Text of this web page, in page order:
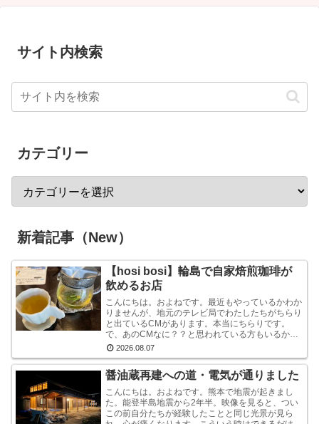
サイト内検索
カテゴリー
新着記事（New）
【hosi bosi】輪島で自家焙煎珈琲が
飲めるお店
こんにちは。およねです。最近もやっているかわか
りませんが、地元のテレビ局でわたしたちがちらり
と出ているCMがあります。本当にちらりです。
で、あのCMなに？？と思われている方もいるかも
しれませんが、あれは『石川県信用保証協会』とい
う、中小企業...
2026.08.07
醤油蔵再建への道・電気が通りました
こんにちは。およねです。熊本で地震が起きまし
た。能登半島地震から2年半。映像を見ると、つい
この前自分たちが経験したことと同じ光景が見ら